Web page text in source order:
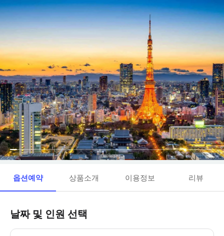
옵션예약 상품소개 이용정보 리뷰
날짜 및 인원 선택